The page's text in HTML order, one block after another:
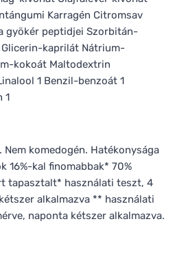
Karragén Citromsav
gyökér peptidjei Szorbitán-
kaprilát Nátrium-
kokoát Maltodextrin
1 Benzil-benzoát 1
1
komedogén. Hatékonysága
16%-kal finomabbak* 70%
tapasztalt* használati teszt, 4
alkalmazva ** használati
naponta kétszer alkalmazva.